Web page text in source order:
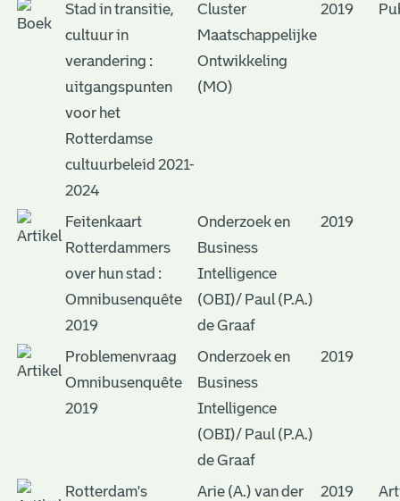
Stad in transitie,
cultuur in
verandering :
uitgangspunten
voor het
Rotterdamse
cultuurbeleid 2021-
2024
Cluster
Maatschappelijke
Ontwikkeling
(MO)
2019
Feitenkaart
Rotterdammers
over hun stad :
Omnibusenquête
2019
Onderzoek en
Business
Intelligence
(OBI)/ Paul (P.A.)
de Graaf
2019
Problemenvraag
Omnibusenquête
2019
Onderzoek en
Business
Intelligence
(OBI)/ Paul (P.A.)
de Graaf
2019
Rotterdam's
Arie (A.) van der
2019